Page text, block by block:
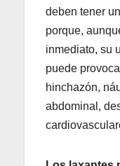
deben tener
porque,
inmediato, su
puede
hinchazón,
abdominal,